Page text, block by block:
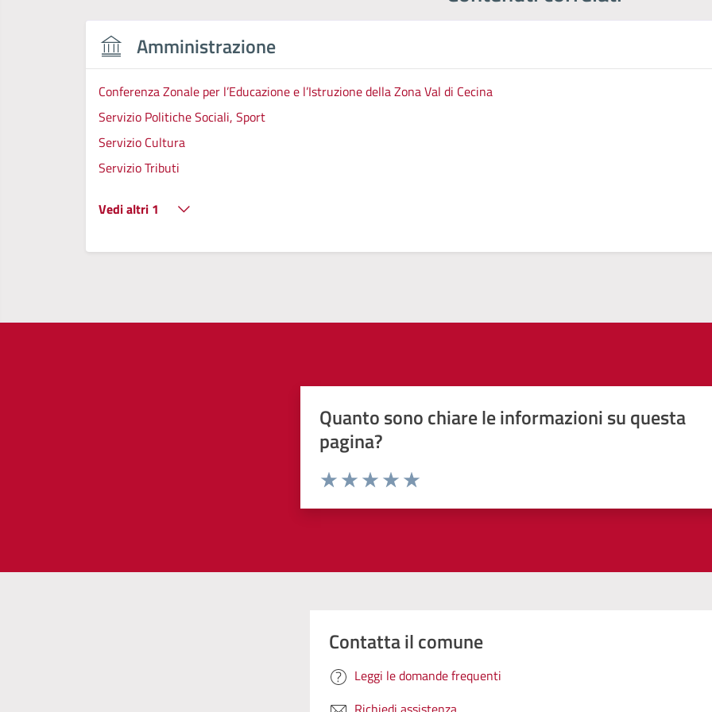
Amministrazione
Conferenza Zonale per l’Educazione e l’Istruzione della Zona Val di Cecina
Servizio Politiche Sociali, Sport
Servizio Cultura
Servizio Tributi
Vedi altri 1
Quanto sono chiare le informazioni su questa
pagina?
Contatta il comune
Leggi le domande frequenti